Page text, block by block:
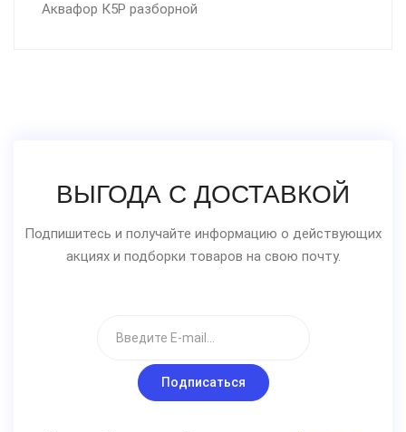
Аквафор К5Р разборной
ВЫГОДА С ДОСТАВКОЙ
Подпишитесь и получайте информацию о действующих
акциях и подборки товаров на свою почту.
Подписаться